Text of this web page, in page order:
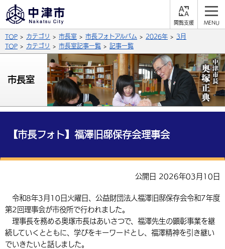
支
背景色
青 白
文字の大きさ
拡大 標準 縮小
言語を選択
英語（English） 中国語（簡体字）
中国語（繁体字）
公式SNS
X (Twitter) YouTube
サイト内検索
総合メニュー
保険・年金
福祉・介護 健康・予防
税金 住宅・インフラ
環境・衛生 生涯学習・スポーツ・人権
入札・契約 産業・雇用
農林水産業
都市整備
子育て・教育
施設情報 子どもを預ける
健康・医療
観光・移住
観光なび
市政情報
TOP カテゴリ 市長室 市長フォトアルバム 2026年
3月
TOP
カテゴリ 市長室記事一覧 記事一覧
市長室
【市長フォト】福澤旧邸保存会理事会
公開日 2026年03月10日
令和8年3月10日火曜日、公益財団法人福澤旧邸保存会令和7年度
第2回理事会が市役所で行われました。
理事長を務める奥塚市長はあいさつで、福澤先生の顕彰事業を継
続していくとともに、学びをキーワードとし、福澤精神を引き継い
でいきたいと話しました。